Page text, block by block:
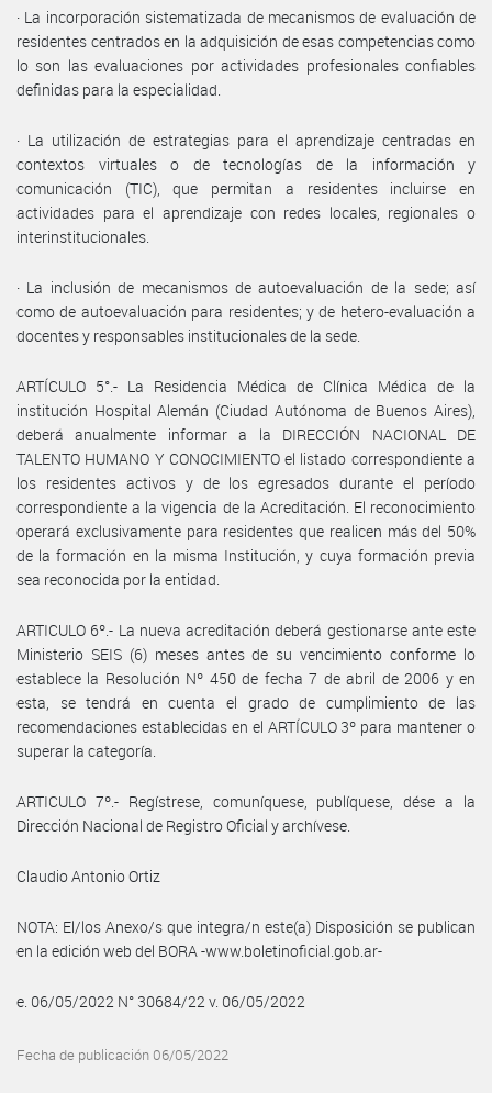
· La incorporación sistematizada de mecanismos de evaluación de
residentes centrados en la adquisición de esas competencias como
lo son las evaluaciones por actividades profesionales confiables
definidas para la especialidad.
· La utilización de estrategias para el aprendizaje centradas en
contextos virtuales o de tecnologías de la información y
comunicación (TIC), que permitan a residentes incluirse en
actividades para el aprendizaje con redes locales, regionales o
interinstitucionales.
· La inclusión de mecanismos de autoevaluación de la sede; así
como de autoevaluación para residentes; y de hetero-evaluación a
docentes y responsables institucionales de la sede.
ARTÍCULO 5°.- La Residencia Médica de Clínica Médica de la
institución Hospital Alemán (Ciudad Autónoma de Buenos Aires),
deberá anualmente informar a la DIRECCIÓN NACIONAL DE
TALENTO HUMANO Y CONOCIMIENTO el listado correspondiente a
los residentes activos y de los egresados durante el período
correspondiente a la vigencia de la Acreditación. El reconocimiento
operará exclusivamente para residentes que realicen más del 50%
de la formación en la misma Institución, y cuya formación previa
sea reconocida por la entidad.
ARTICULO 6º.- La nueva acreditación deberá gestionarse ante este
Ministerio SEIS (6) meses antes de su vencimiento conforme lo
establece la Resolución Nº 450 de fecha 7 de abril de 2006 y en
esta, se tendrá en cuenta el grado de cumplimiento de las
recomendaciones establecidas en el ARTÍCULO 3º para mantener o
superar la categoría.
ARTICULO 7º.- Regístrese, comuníquese, publíquese, dése a la
Dirección Nacional de Registro Oficial y archívese.
Claudio Antonio Ortiz
NOTA: El/los Anexo/s que integra/n este(a) Disposición se publican
en la edición web del BORA -www.boletinoficial.gob.ar-
e. 06/05/2022 N° 30684/22 v. 06/05/2022
Fecha de publicación 06/05/2022